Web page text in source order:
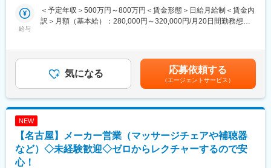
会計）の企画・設計・構築・運用・保守業務
（2）BI、RPA各種ツールを活用した、データ活用に関する業務
成長著しい企業であるため、未着手プロジェクトも多数あり、自
ら提案し、各プロジェクトを実現することで、業務の実感が得ら
年間（予定）の教育期間経過後はリモート勤務も可能です。
給与
＜予定年収＞500万円～800万円＜賃金形態＞日給月給制＜賃金内
訳＞月額（基本給）：280,000円～320,000円/月20日間勤務想定
業績により決算賞与あり※ ご経験により年収のご相談に応じます
賃金はあくまでも目安の金額であり、選考を通じて上下する可能
性があります。月給(月額)は固定手当を含めた表記です。
気になる 応募依頼する
（エージェントサービス）
NEW
【名古屋】メーカー営業（マッサージチェアや補聴器
など）◇未経験歓迎◇ゼロからレクチャーするので安
心！